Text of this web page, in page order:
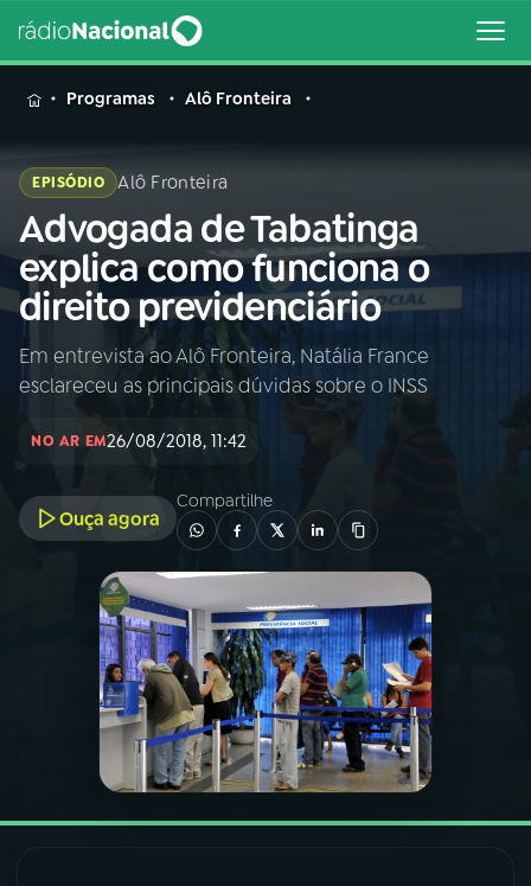
MENU
Buscar
na
Rádio
Nacional
Buscar
AO VIVO
INÍCIO
A RÁDIO
PROGRAMAÇÃO
PROGRAMAS
PODCASTS
06VIDEOCASTS
Programas Alô Fronteira
EPISÓDIO Alô Fronteira
Advogada de Tabatinga
explica como funciona o
direito previdenciário
Em entrevista ao Alô Fronteira, Natália France
esclareceu as principais dúvidas sobre o INSS
NO AR EM26/08/2018, 11:42
Ouça agora
Compartilhe